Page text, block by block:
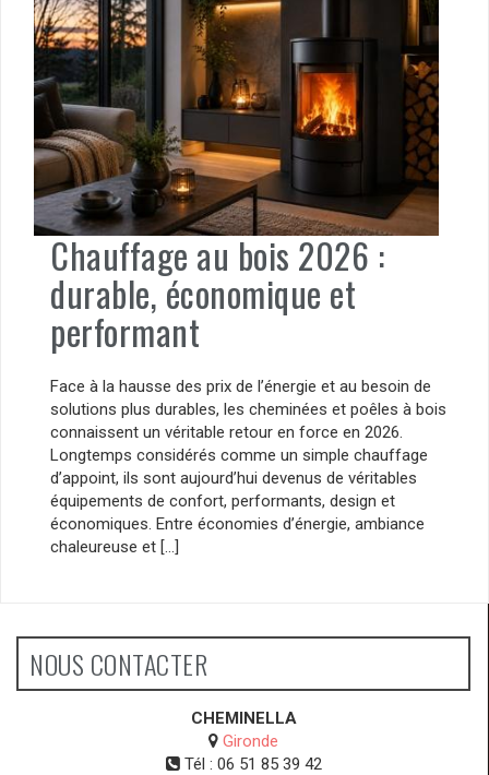
Chauffage au bois 2026 :
durable, économique et
performant
Face à la hausse des prix de l’énergie et au besoin de
solutions plus durables, les cheminées et poêles à bois
connaissent un véritable retour en force en 2026.
Longtemps considérés comme un simple chauffage
d’appoint, ils sont aujourd’hui devenus de véritables
équipements de confort, performants, design et
économiques. Entre économies d’énergie, ambiance
chaleureuse et […]
NOUS CONTACTER
CHEMINELLA
Gironde
Tél : 06 51 85 39 42